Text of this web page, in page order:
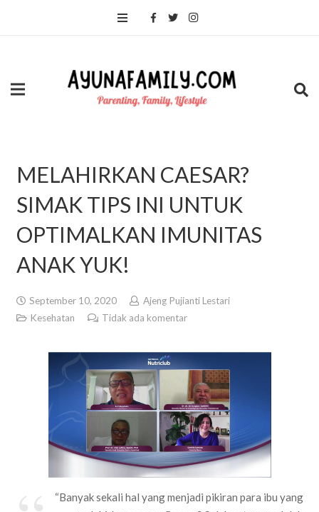
MELAHIRKAN CAESAR?
SIMAK TIPS INI UNTUK
OPTIMALKAN IMUNITAS
ANAK YUK!
September 10, 2020
Ajeng Pujianti Lestari
Kesehatan
Tidak ada komentar
“Banyak sekali hal yang menjadi pikiran para ibu yang